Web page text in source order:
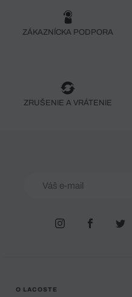
ZÁKAZNÍCKA PODPORA
ZRUŠENIE A VRÁTENIE
O LACOSTE